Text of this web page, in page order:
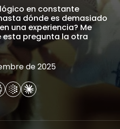
en constante
dónde es demasiado
una experiencia? Me
esta pregunta la otra
de 2025